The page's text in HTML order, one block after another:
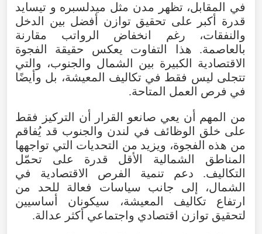
في المقابل، تظهر مدن مثل ميدلسبره و تيسايد
قدرة أكبر على تحقيق توازن أفضل بين الدخل
والنفقات، رغم انخفاض الرواتب مقارنة
بالعاصمة. هذا التفاوت يعكس حقيقة الفجوة
الاقتصادية الكبيرة بين الشمال والجنوب، والتي
تتجلى ليس فقط في تكاليف المعيشة، بل وأيضًا
في فرص العمل المتاحة.
من المهم أن يعي صانعو القرار أن التركيز فقط
على خلق الوظائف في لندن والجنوب قد يُفاقم
من هذه الفجوة، ويزيد من التحديات التي تواجهها
المناطق الشمالية الأقل قدرة على تحمّل
التكاليف. دعم تنمية الفرص الاقتصادية في
الشمال، إلى جانب سياسات فعالة للحد من
ارتفاع تكاليف المعيشة، سيكونان أساسيين
لتحقيق توازن اقتصادي واجتماعي أكثر عدالة.